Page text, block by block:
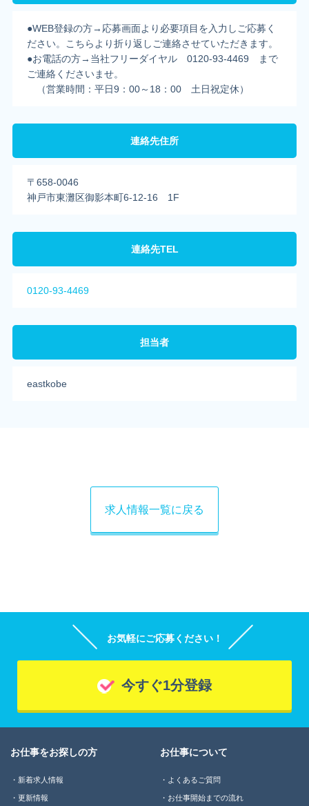
●WEB登録の方→応募画面より必要項目を入力しご応募く
ださい。こちらより折り返しご連絡させていただきます。
●お電話の方→当社フリーダイヤル 0120-93-4469 まで
ご連絡くださいませ。
（営業時間：平日9：00～18：00 土日祝定休）
連絡先住所
〒658-0046
神戸市東灘区御影本町6-12-16 1F
連絡先TEL
0120-93-4469
担当者
eastkobe
求人情報一覧に戻る
お気軽にご応募ください！
今すぐ1分登録
お仕事をお探しの方
新着求人情報
更新情報
お仕事について
よくあるご質問
お仕事開始までの流れ